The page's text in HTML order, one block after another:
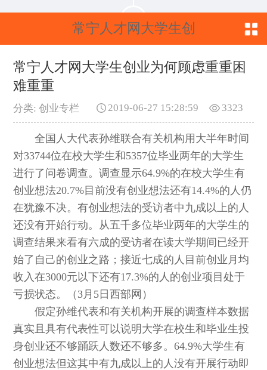
常宁人才网大学生创
业为何顾虑重重困难
常宁人才网大学生创业为何顾虑重重困
难重重
分类: 创业专栏 3323
2019-06-27 15:28:59
全国人大代表孙维联合有关机构用大半年时间
对33744位在校大学生和5357位毕业两年的大学生
进行了问卷调查。调查显示64.9%的在校大学生有
创业想法20.7%目前没有创业想法还有14.4%的人仍
在犹豫不决。有创业想法的受访者中九成以上的人
还没有开始行动。从五千多位毕业两年的大学生的
调查结果来看有六成的受访者在读大学期间已经开
始了自己的创业之路；接近七成的人目前创业月均
收入在3000元以下还有17.3%的人的创业项目处于
亏损状态。（3月5日西部网）
假定孙维代表和有关机构开展的调查样本数据
真实且具有代表性可以说明大学在校生和毕业生投
身创业还不够踊跃人数还不够多。64.9%大学生有
创业想法但这其中有九成以上的人没有开展行动即